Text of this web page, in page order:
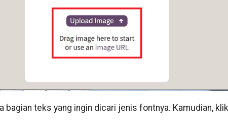
bagian teks yang ingin dicari jenis fontnya. Kamudian,